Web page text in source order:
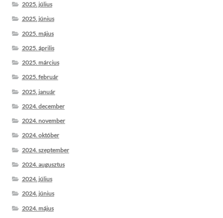
2025. július
2025. június
2025. május
2025. április
2025. március
2025. február
2025. január
2024. december
2024. november
2024. október
2024. szeptember
2024. augusztus
2024. július
2024. június
2024. május